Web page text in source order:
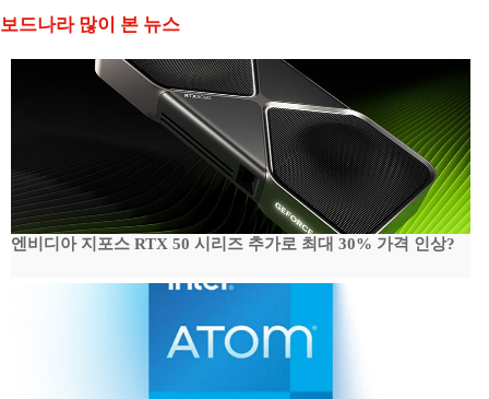
보드나라 많이 본 뉴스
엔비디아 지포스 RTX 50 시리즈 추가로 최대 30% 가격 인상?